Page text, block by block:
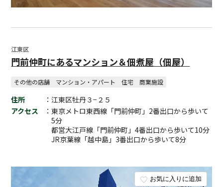
お気に入りに追加
江東区
門前仲町にあるマンション＆佃煮屋（佃屋）
その他の店舗 マンション・アパート 住宅 商業施設
住所
：江東区牡丹３−２５
アクセス
：東京メトロ東西線「門前仲町」2番出口から歩いて
5分
都営大江戸線「門前仲町」4番出口から歩いて10分
JR京葉線「越中島」3番出口から歩いて8分